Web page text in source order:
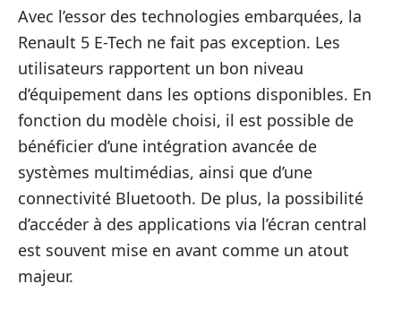
Avec l’essor des technologies embarquées, la
Renault 5 E-Tech ne fait pas exception. Les
utilisateurs rapportent un bon niveau
d’équipement dans les options disponibles. En
fonction du modèle choisi, il est possible de
bénéficier d’une intégration avancée de
systèmes multimédias, ainsi que d’une
connectivité Bluetooth. De plus, la possibilité
d’accéder à des applications via l’écran central
est souvent mise en avant comme un atout
majeur.